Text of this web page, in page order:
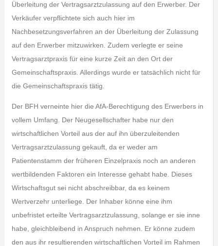
Überleitung der Vertragsarztzulassung auf den Erwerber. Der
Verkäufer verpflichtete sich auch hier im
Nachbesetzungsverfahren an der Überleitung der Zulassung
auf den Erwerber mitzuwirken. Zudem verlegte er seine
Vertragsarztpraxis für eine kurze Zeit an den Ort der
Gemeinschaftspraxis. Allerdings wurde er tatsächlich nicht für
die Gemeinschaftspraxis tätig.
Der BFH verneinte hier die AfA-Berechtigung des Erwerbers in
vollem Umfang. Der Neugesellschafter habe nur den
wirtschaftlichen Vorteil aus der auf ihn überzuleitenden
Vertragsarztzulassung gekauft, da er weder am
Patientenstamm der früheren Einzelpraxis noch an anderen
wertbildenden Faktoren ein Interesse gehabt habe. Dieses
Wirtschaftsgut sei nicht abschreibbar, da es keinem
Wertverzehr unterliege. Der Inhaber könne eine ihm
unbefristet erteilte Vertragsarztzulassung, solange er sie inne
habe, gleichbleibend in Anspruch nehmen. Er könne zudem
den aus ihr resultierenden wirtschaftlichen Vorteil im Rahmen